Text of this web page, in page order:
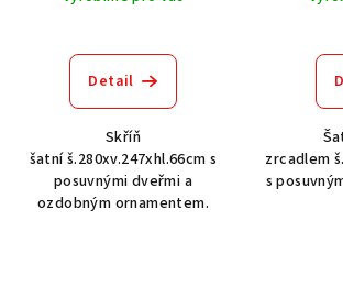
Detail
Skříň
šatní š.280xv.247xhl.66cm s
posuvnými dveřmi a
ozdobným ornamentem.
zrcadlem
s